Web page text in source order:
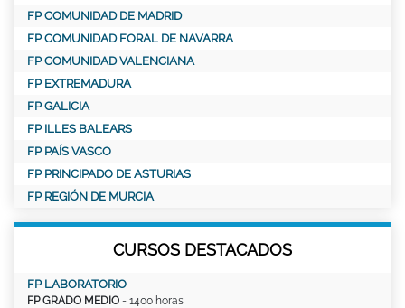
FP COMUNIDAD DE MADRID
FP COMUNIDAD FORAL DE NAVARRA
FP COMUNIDAD VALENCIANA
FP EXTREMADURA
FP GALICIA
FP ILLES BALEARS
FP PAÍS VASCO
FP PRINCIPADO DE ASTURIAS
FP REGIÓN DE MURCIA
CURSOS DESTACADOS
FP LABORATORIO
FP GRADO MEDIO - 1400 horas